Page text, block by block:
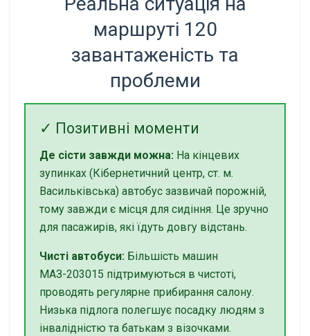
маршруті 120
завантаженість та
проблеми
✓ Позитивні моменти
Де сісти завжди можна: На кінцевих
зупинках (Кібернетичний центр, ст. м.
Васильківська) автобус зазвичай порожній,
тому завжди є місця для сидіння. Це зручно
для пасажирів, які їдуть довгу відстань.
Чисті автобуси: Більшість машин
МАЗ-203015 підтримуються в чистоті,
проводять регулярне прибирання салону.
Низька підлога полегшує посадку людям з
інвалідністю та батькам з візочками.